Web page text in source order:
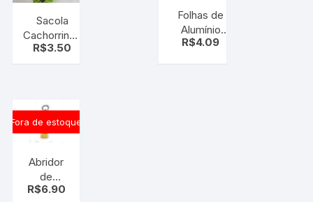
Sacola
Cachorrinho
16cm x
R$3.50
Folhas de
Alumínio
Wyda 4
R$4.09
Fora de estoque
Abridor
de
Garrafa
R$6.90